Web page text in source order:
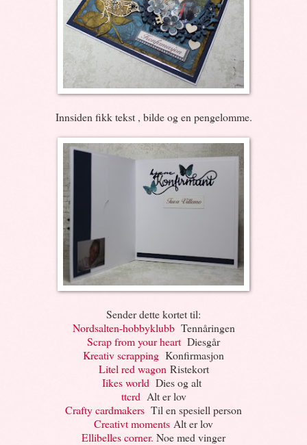
Innsiden fikk tekst , bilde og en pengelomme.
Sender dette kortet til:
Nordsalten-hobbyklubb Tennåringen
Scrap from your heart Diesgår
Kreativ scrapping Konfirmasjon
Litel red wagon Ristekort
Iikes world Dies og alt
ttcrd Alt er lov
Crafty cardmakers Til en spesiell person
Creativt moments Alt er lov
Ellibelles corner. Noe med vinger